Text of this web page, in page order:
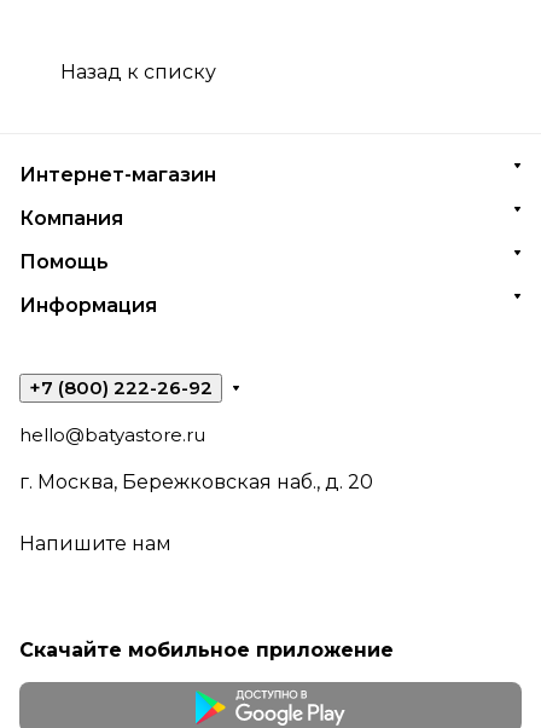
Назад к списку
Интернет-магазин
Компания
Помощь
Информация
+7 (800) 222-26-92
hello@batyastore.ru
г. Москва, Бережковская наб., д. 20
Напишите нам
Скачайте мобильное приложение